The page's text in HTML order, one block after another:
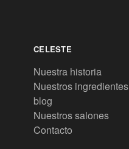
CELESTE
Nuestra historia
Nuestros ingredientes
blog
Nuestros salones
Contacto